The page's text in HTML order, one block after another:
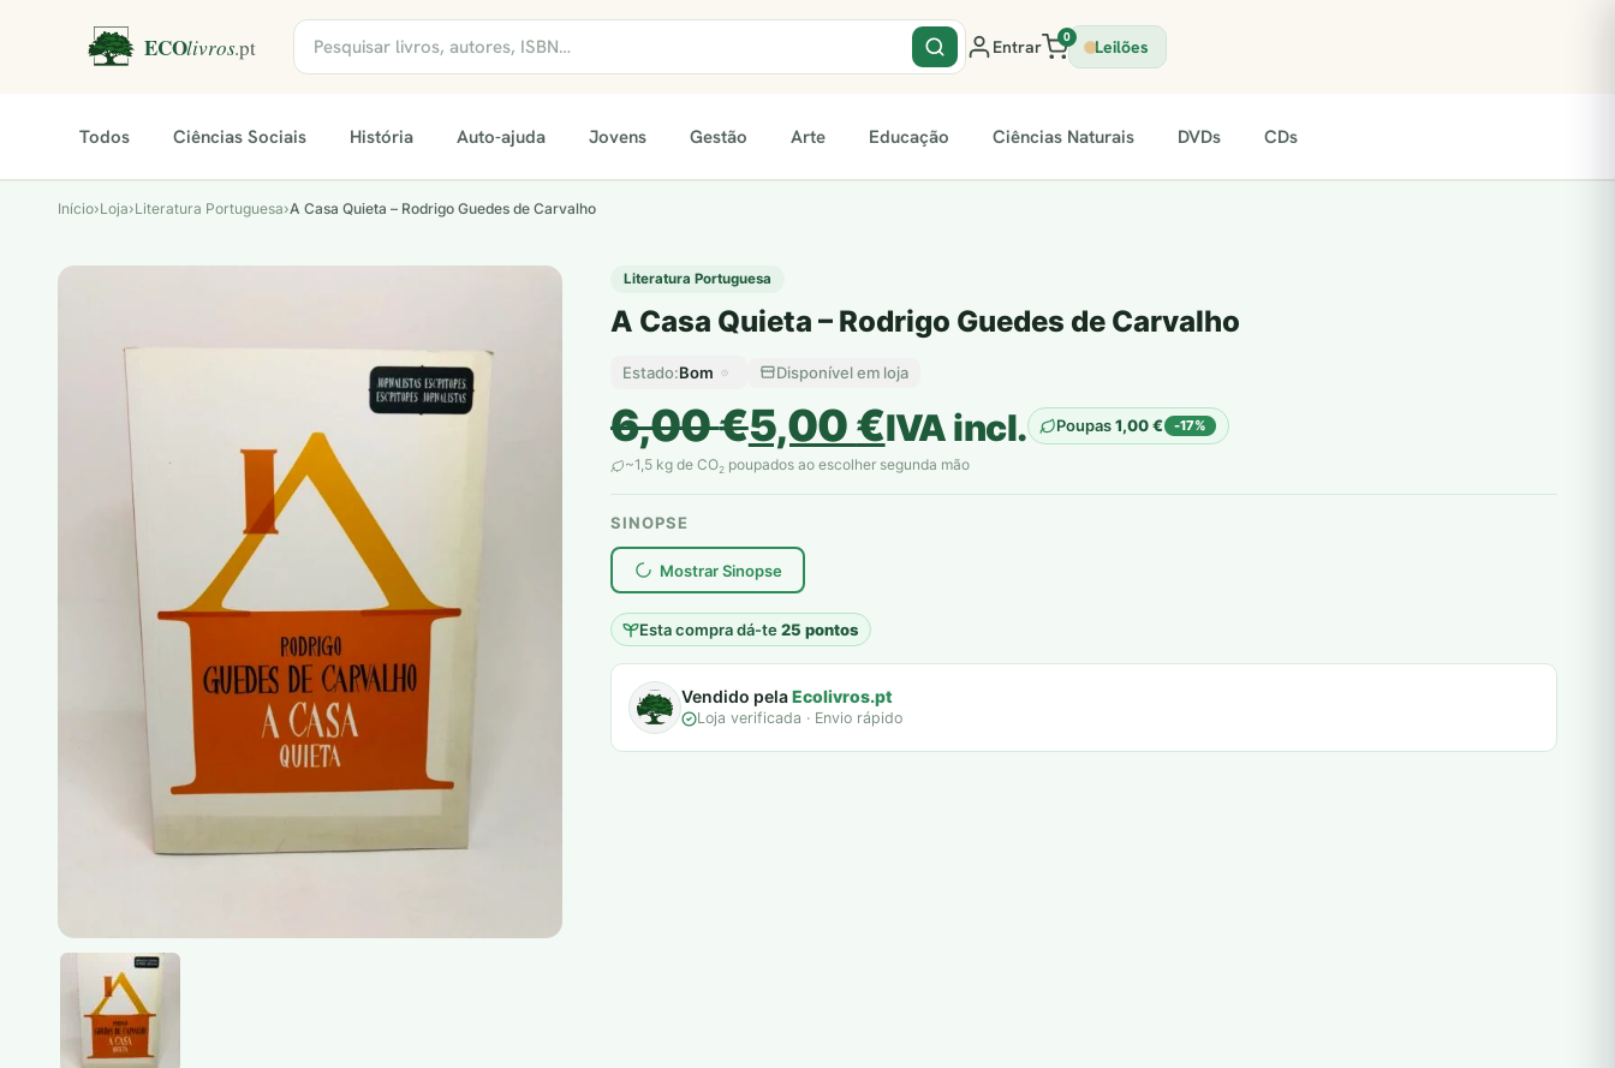
Entrar 0 Leilões
Todos Ciências Sociais História Auto-ajuda Jovens Gestão Arte Educação Ciências Naturais DVDs CDs
Início›Loja›Literatura Portuguesa›A Casa Quieta – Rodrigo Guedes de Carvalho
Literatura Portuguesa
A Casa Quieta – Rodrigo Guedes de Carvalho
Estado:Bom Disponível em loja
6,00€
O
preço
original
era:
6,00 €.
5,00€
O
preço
atual
é:
5,00 €.
IVA incl. Poupas1,00€ -17%
~1,5 kg de CO2 poupados ao escolher segunda mão
SINOPSE
Mostrar Sinopse
Esta compra dá-te25 pontos
plantar árvores reais
Vendido pelaEcolivros.pt
Loja verificada · Envio rápido